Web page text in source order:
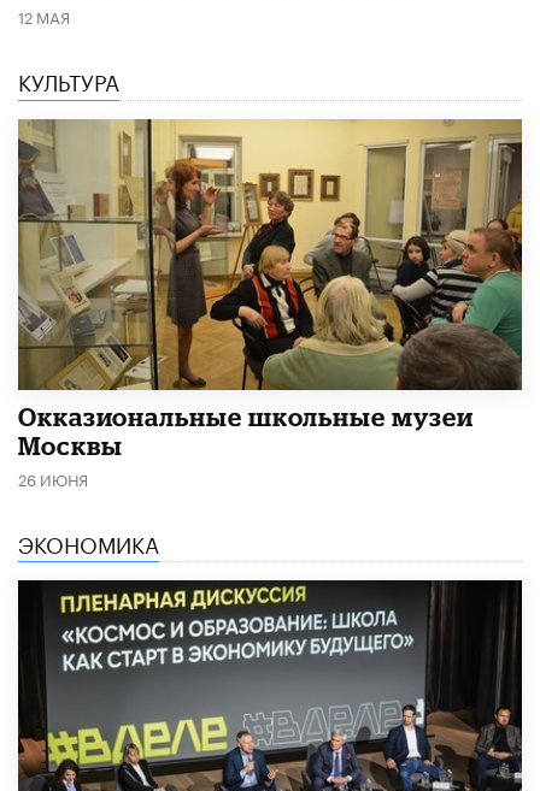
12 МАЯ
КУЛЬТУРА
​Окказиональные школьные музеи
Москвы
26 ИЮНЯ
ЭКОНОМИКА